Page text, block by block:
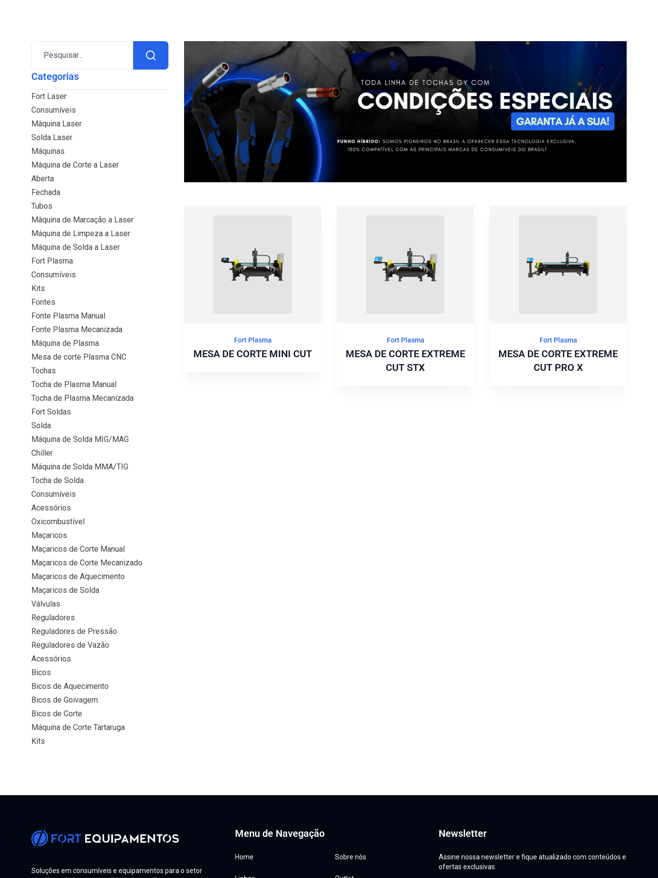
Fort Plasma
MESA DE CORTE MINI CUT
Fort Plasma
MESA DE CORTE EXTREME
CUT STX
Fort Plasma
MESA DE CORTE EXTREME
CUT PRO X
Pesquisar...
Categorias
Fort Laser
Consumíveis
Máquina Laser
Solda Laser
Máquinas
Máquina de Corte a Laser
Aberta
Fechada
Tubos
Máquina de Marcação a Laser
Máquina de Limpeza a Laser
Máquina de Solda a Laser
Fort Plasma
Consumíveis
Kits
Fontes
Fonte Plasma Manual
Fonte Plasma Mecanizada
Máquina de Plasma
Mesa de corte Plasma CNC
Tochas
Tocha de Plasma Manual
Tocha de Plasma Mecanizada
Fort Soldas
Solda
Máquina de Solda MIG/MAG
Chiller
Máquina de Solda MMA/TIG
Tocha de Solda
Consumíveis
Acessórios
Oxicombustível
Maçaricos
Maçaricos de Corte Manual
Maçaricos de Corte Mecanizado
Maçaricos de Aquecimento
Maçaricos de Solda
Válvulas
Reguladores
Reguladores de Pressão
Reguladores de Vazão
Acessórios
Bicos
Bicos de Aquecimento
Bicos de Goivagem
Bicos de Corte
Máquina de Corte Tartaruga
Kits
Soluções em consumíveis e equipamentos para o setor
Menu de Navegação
Home Sobre nós
Newsletter
Assine nossa newsletter e fique atualizado com conteúdos e
ofertas exclusivas.